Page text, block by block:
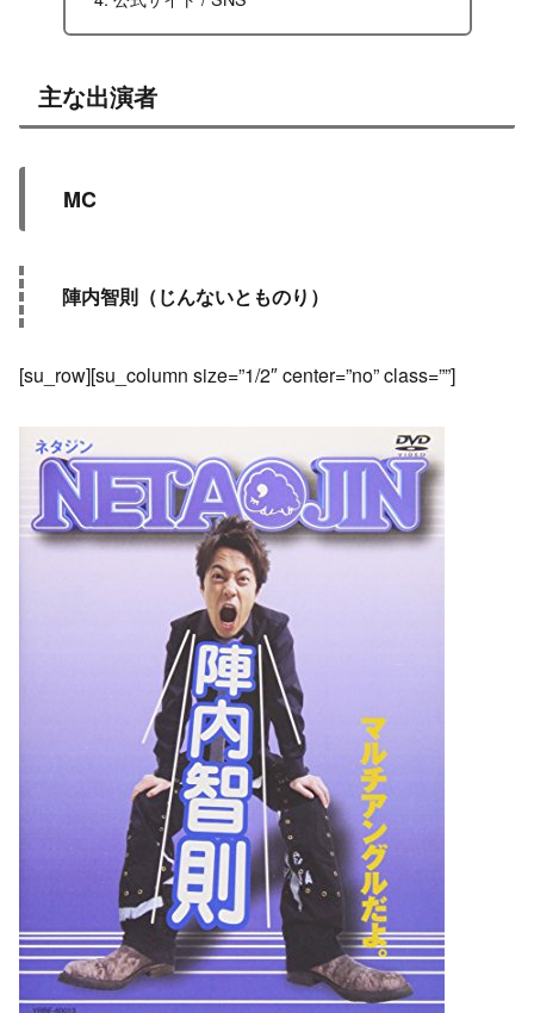
主な出演者
MC
陣内智則（じんないとものり）
[su_row][su_column size=”1/2″ center=”no” class=””]